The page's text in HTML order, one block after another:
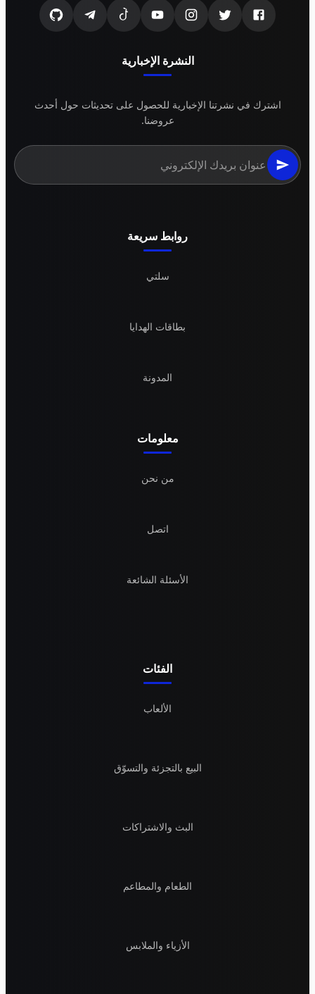
النشرة الإخبارية
اشترك في نشرتنا الإخبارية للحصول على تحديثات حول أحدث
عروضنا.
روابط سريعة
سلتي
بطاقات الهدايا
المدونة
معلومات
من نحن
اتصل
الأسئلة الشائعة
الفئات
الألعاب
البيع بالتجزئة والتسوّق
البث والاشتراكات
الطعام والمطاعم
الأزياء والملابس